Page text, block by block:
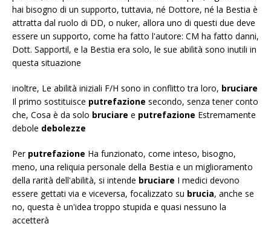
hai bisogno di un supporto, tuttavia, né Dottore, né la Bestia è
attratta dal ruolo di DD, o nuker, allora uno di questi due deve
essere un supporto, come ha fatto l'autore: CM ha fatto danni,
Dott. Sapportil, e la Bestia era solo, le sue abilità sono inutili in
questa situazione
inoltre, Le abilità iniziali F/H sono in conflitto tra loro, bruciare
Il primo sostituisce putrefazione secondo, senza tener conto
che, Cosa è da solo bruciare e putrefazione Estremamente
debole debolezze
Per putrefazione Ha funzionato, come inteso, bisogno,
meno, una reliquia personale della Bestia e un miglioramento
della rarità dell'abilità, si intende bruciare I medici devono
essere gettati via e viceversa, focalizzato su brucia, anche se
no, questa è un'idea troppo stupida e quasi nessuno la
accetterà